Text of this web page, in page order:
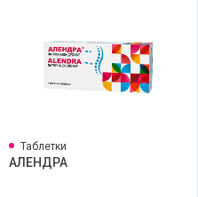
Таблетки
АЛЕНДРА